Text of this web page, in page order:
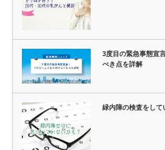
3度目の緊急事態宣
べき点を詳解
緑内障の検査をして